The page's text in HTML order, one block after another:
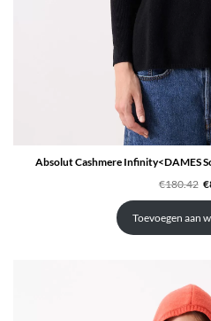
Absolut Cashmere Infinity<DAMES
€180.42 €
Toevoegen aan